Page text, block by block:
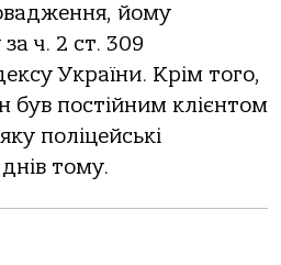
йому
ч. 2 ст. 309
України. Крім того,
був постійним клієнтом
поліцейські
тому.